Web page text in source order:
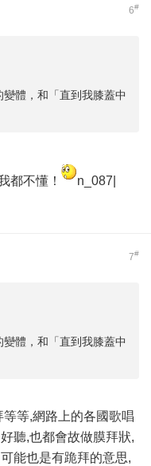
6#
體，和「直到我膝蓋中
都不懂！ n_087|
7#
體，和「直到我膝蓋中
等,網路上的各國歌唱
聽,也都會故做膜拜狀,
能也是有跪拜的意思,